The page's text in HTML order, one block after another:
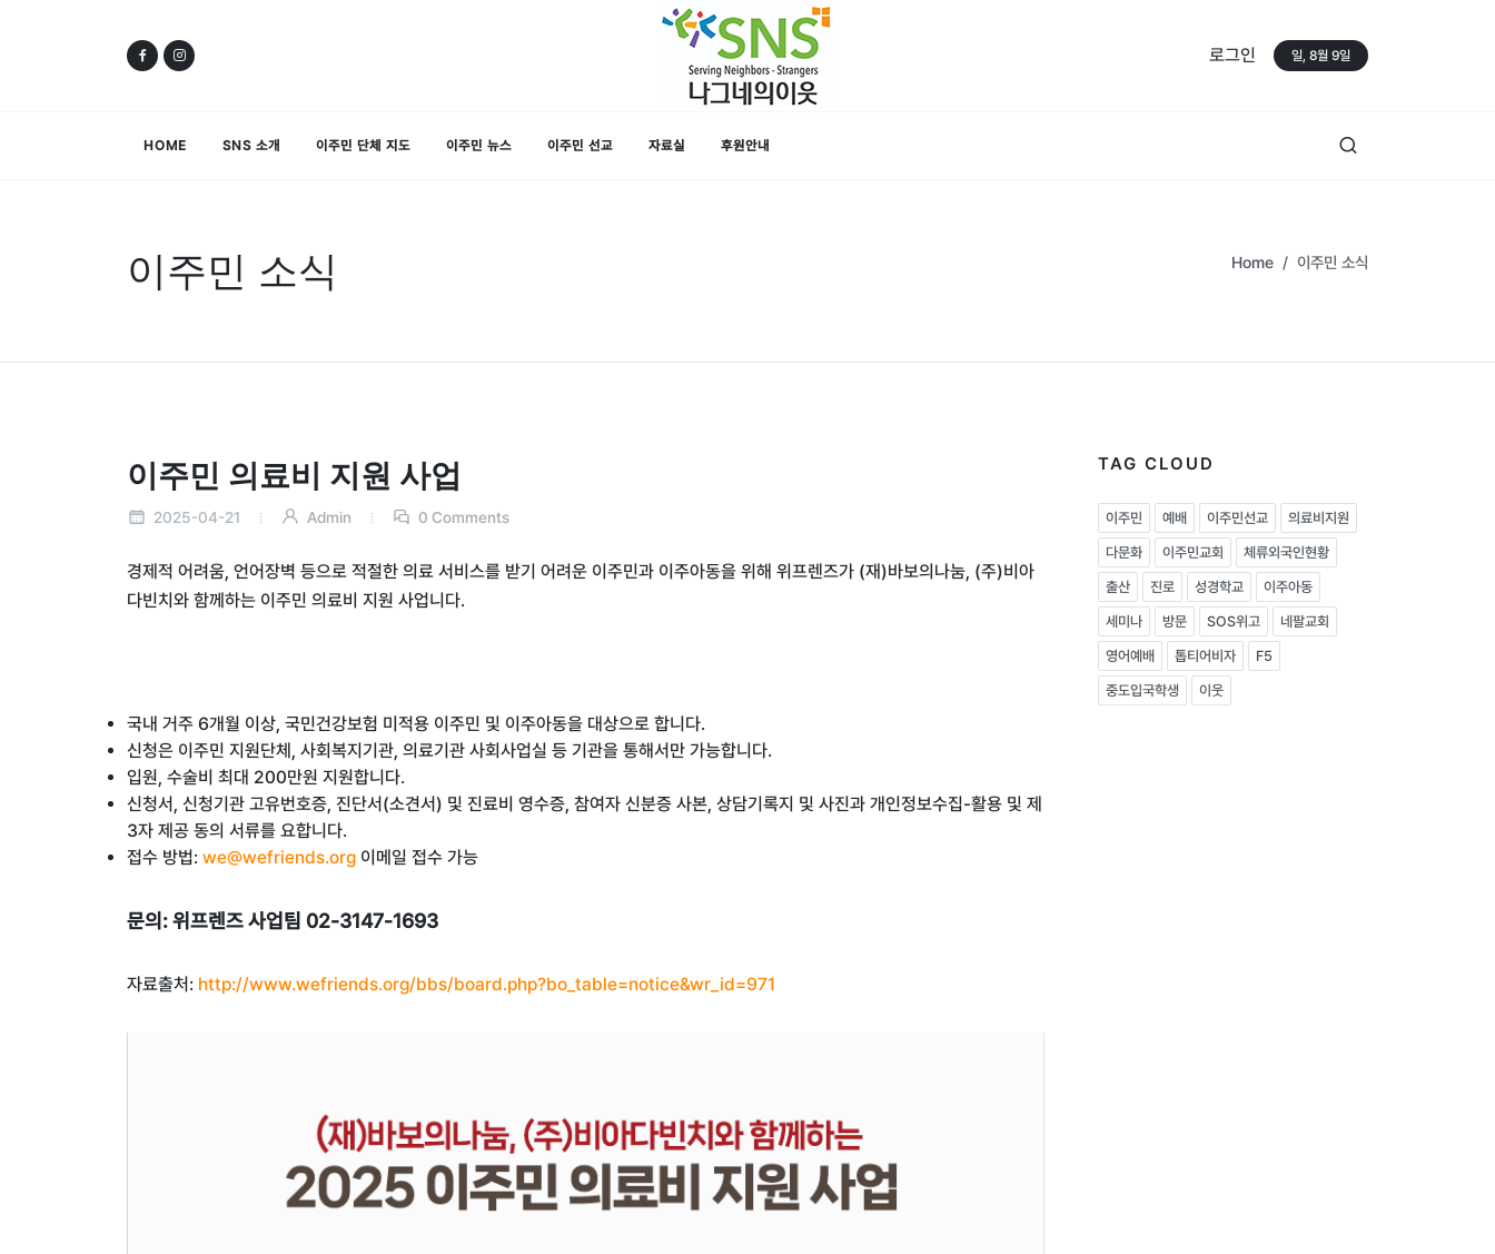
로그인 일, 8월 9일
HOME SNS 소개 이주민 단체 지도 이주민 뉴스 이주민 선교 자료실 후원안내
이주민 소식 Home 이주민 소식
이주민 의료비 지원 사업
2025-04-21 Admin 0 Comments
경제적 어려움, 언어장벽 등으로 적절한 의료 서비스를 받기 어려운 이주민과 이주아동을 위해 위프렌즈가 (재)바보의나눔, (주)비아
다빈치와 함께하는 이주민 의료비 지원 사업니다.
국내 거주 6개월 이상, 국민건강보험 미적용 이주민 및 이주아동을 대상으로 합니다.
신청은 이주민 지원단체, 사회복지기관, 의료기관 사회사업실 등 기관을 통해서만 가능합니다.
입원, 수술비 최대 200만원 지원합니다.
신청서, 신청기관 고유번호증, 진단서(소견서) 및 진료비 영수증, 참여자 신분증 사본, 상담기록지 및 사진과 개인정보수집-활용 및 제
3자 제공 동의 서류를 요합니다.
접수 방법: we@wefriends.org 이메일 접수 가능
문의: 위프렌즈 사업팀 02-3147-1693
자료출처: http://www.wefriends.org/bbs/board.php?bo_table=notice&wr_id=971
TAG CLOUD
이주민 예배 이주민선교 의료비지원
다문화 이주민교회 체류외국인현황
출산 진로 성경학교 이주아동
세미나 방문 SOS위고 네팔교회
영어예배 톱티어비자 F5
중도입국학생 이웃